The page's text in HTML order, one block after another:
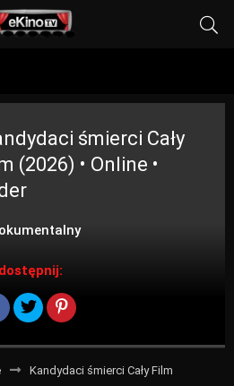
śmierci Cały
(2026) • Online •
Kandydaci śmierci Cały Film